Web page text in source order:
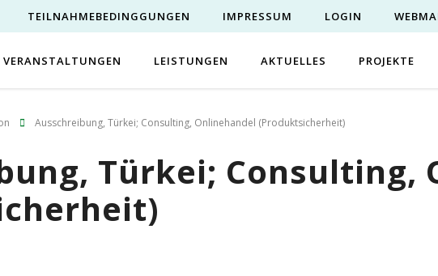
TEILNAHMEBEDINGGUNGEN IMPRESSUM LOGIN
VERANSTALTUNGEN LEISTUNGEN AKTUELLES PROJEKTE
Ausschreibung, Türkei; Consulting, Onlinehandel (Produktsicherheit)
Türkei; Consulting,